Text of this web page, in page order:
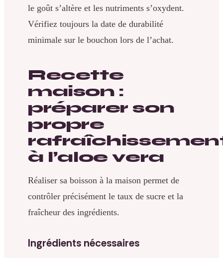
le goût s’altère et les nutriments s’oxydent.
Vérifiez toujours la date de durabilité
minimale sur le bouchon lors de l’achat.
Recette
maison :
préparer son
propre
à l’aloe vera
Réaliser sa boisson à la maison permet de
contrôler précisément le taux de sucre et la
fraîcheur des ingrédients.
Ingrédients nécessaires